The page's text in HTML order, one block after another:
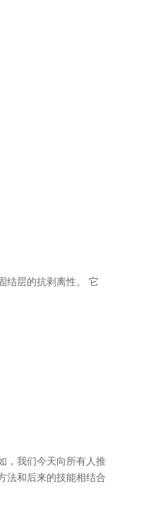
结层的抗剥离性。 它
，我们今天向所有人推
法和后来的技能相结合